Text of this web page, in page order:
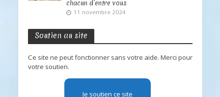
chacun d’entre vous
11 novembre 2024
Soutien au site
Ce site ne peut fonctionner sans votre aide. Merci pour
votre soutien.
Je soutien ce site